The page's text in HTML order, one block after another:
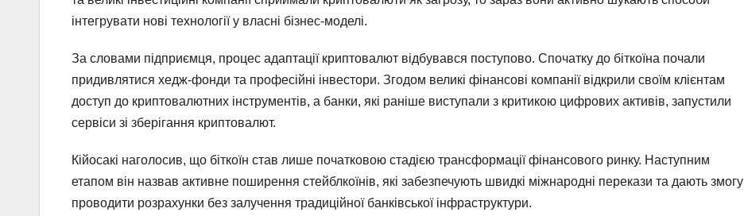
інтегрувати нові технології у власні бізнес-моделі.
За словами підприємця, процес адаптації криптовалют відбувався поступово. Спочатку до біткоїна почали
придивлятися хедж-фонди та професійні інвестори. Згодом великі фінансові компанії відкрили своїм клієнтам
доступ до криптовалютних інструментів, а банки, які раніше виступали з критикою цифрових активів, запустили
сервіси зі зберігання криптовалют.
Кійосакі наголосив, що біткоїн став лише початковою стадією трансформації фінансового ринку. Наступним
етапом він назвав активне поширення стейблкоїнів, які забезпечують швидкі міжнародні перекази та дають змогу
проводити розрахунки без залучення традиційної банківської інфраструктури.